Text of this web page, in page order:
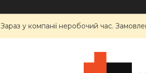
Зараз у компанії неробочий час.